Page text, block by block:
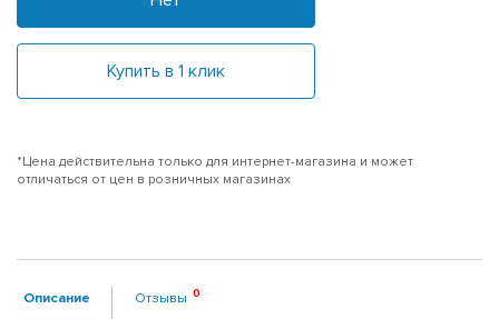
Купить в 1 клик
*Цена действительна только для интернет-магазина и может
отличаться от цен в розничных магазинах
Описание Отзывы